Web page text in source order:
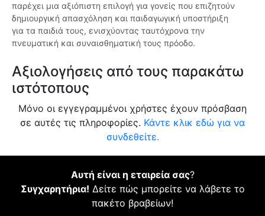
παρέχει μια αξιόπιστη επιλογή για γονείς που επιζητούν
δημιουργική απασχόληση και παιδαγωγική υποστήριξη
για τα παιδιά τους, ενισχύοντας ταυτόχρονα την
πνευματική και συναισθηματική τους πρόοδο.
Αξιολογήσεις από τους παρακάτω
ιστότοπους
Μόνο οι εγγεγραμμένοι χρήστες έχουν πρόσβαση
σε αυτές τις πληροφορίες. Κάντε κλικ εδώ για να
συνδεθείτε.
Αυτή είναι η εταιρεία σας?
Συγχαρητήρια! Δείτε πώς μπορείτε να λάβετε το
πακέτο βραβείων!